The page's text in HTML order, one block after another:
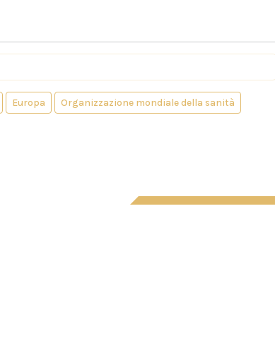
Europa Organizzazione mondiale della sanità